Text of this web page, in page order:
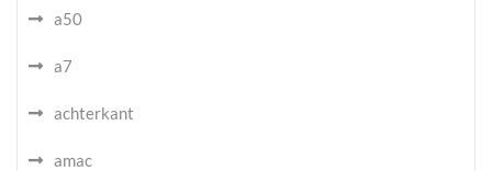
a50
a7
achterkant
amac